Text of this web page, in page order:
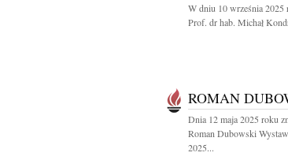
W dniu 10 września 2025
Prof. dr hab. Michał
ROMAN
Dnia 12 maja 2025 roku
Roman Dubowski
2025...